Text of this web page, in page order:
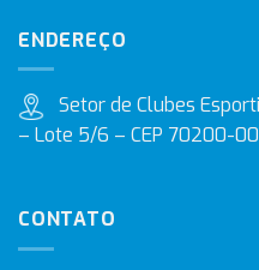
ENDEREÇO
Setor de Clubes
– Lote 5/6 – CEP 70200-
CONTATO